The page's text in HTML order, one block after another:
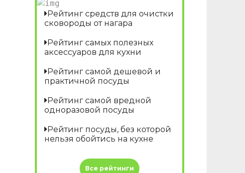
Рейтинг средств для очистки
сковороды от нагара
Рейтинг самых полезных
аксессуаров для кухни
Рейтинг самой дешевой и
практичной посуды
Рейтинг самой вредной
одноразовой посуды
Рейтинг посуды, без которой
нельзя обойтись на кухне
Все рейтинги